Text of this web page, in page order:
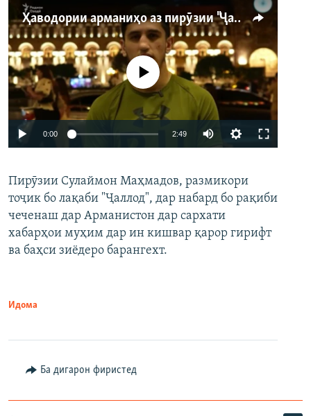
Ҳаводории арманиҳо аз пирӯзии "Ҷаллод"-и тоҷик
Auto 240p 360p 480p
720p 1080p
Феълан кор намекунад
0:00 2:49
360p
480p
Пирӯзии Сулаймон Маҳмадов, размикори
тоҷик бо лақаби "Ҷаллод", дар набард бо рақиби
чеченаш дар Арманистон дар сархати
хабарҳои муҳим дар ин кишвар қарор гирифт
ва баҳси зиёдеро барангехт.
Идома
Ба дигарон фиристед